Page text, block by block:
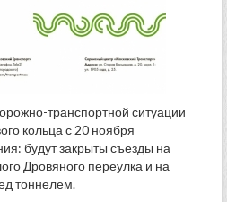
транспортной ситуации
кольца с 20 ноября
будут закрыты съезды на
Дровяного переулка и на
тоннелем.